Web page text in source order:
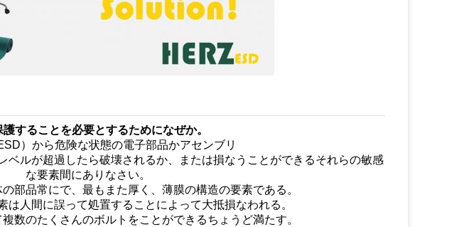
することを必要とするためになぜか。
）から危険な状態の電子部品かアセンブリ
ベルが超過したら破壊されるか、または損なうことができるそれらの敏感
な要素間にありなさい。
部品常にで、最もまた厚く、薄膜の構造の要素である。
は人間に誤って処置することによって大抵損なわれる。
数のたくさんのボルトをことができるちょうど満たす。